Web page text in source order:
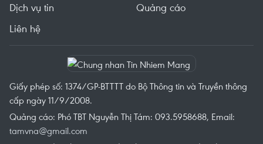
Dịch vụ tin
Quảng cáo
Liên hệ
Giấy phép số: 1374/GP-BTTTT do Bộ Thông tin và Truyền thông
cấp ngày 11/9/2008.
Quảng cáo: Phó TBT Nguyễn Thị Tám: 093.5958688, Email:
tamvna@gmail.com